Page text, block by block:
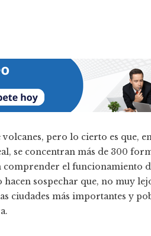
pero lo cierto es que,
se concentran más de 300
comprender el funcionamiento
sospechar que, no muy
ciudades más importantes y